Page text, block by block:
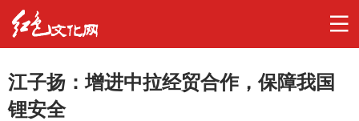
江子扬：增进中拉经贸合作，保障我国
锂安全